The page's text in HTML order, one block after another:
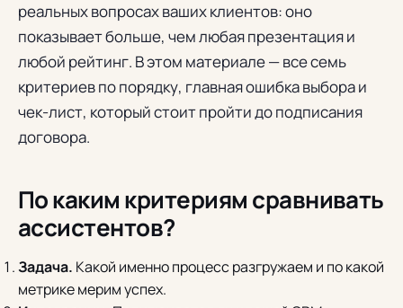
реальных вопросах ваших клиентов: оно
показывает больше, чем любая презентация и
любой рейтинг. В этом материале — все семь
критериев по порядку, главная ошибка выбора и
чек-лист, который стоит пройти до подписания
договора.
По каким критериям сравнивать
ассистентов?
Задача. Какой именно процесс разгружаем и по какой
метрике мерим успех.